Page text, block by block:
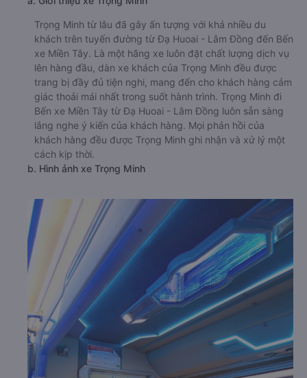
Trọng Minh từ lâu đã gây ấn tượng với khá nhiều du
khách trên tuyến đường từ Đạ Huoai - Lâm Đồng đến Bến
xe Miền Tây. Là một hãng xe luôn đặt chất lượng dịch vụ
lên hàng đầu, dàn xe khách của Trọng Minh đều được
trang bị đầy đủ tiện nghi, mang đến cho khách hàng cảm
giác thoải mái nhất trong suốt hành trình. Trọng Minh đi
Bến xe Miền Tây từ Đạ Huoai - Lâm Đồng luôn sẵn sàng
lắng nghe ý kiến của khách hàng. Mọi phản hồi của
khách hàng đều được Trọng Minh ghi nhận và xử lý một
cách kịp thời.
b. Hình ảnh xe Trọng Minh